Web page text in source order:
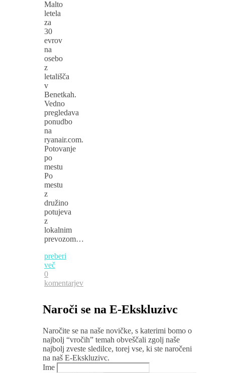
Malto
letela
za
30
evrov
na
osebo
z
letališča
v
Benetkah.
Vedno
pregledava
ponudbo
na
ryanair.com.
Potovanje
po
mestu
Po
mestu
z
družino
potujeva
z
lokalnim
prevozom…
preberi
več
0
komentarjev
Naroči se na E-Ekskluzivc
Naročite se na naše novičke, s katerimi bomo o
najbolj “vročih” temah obveščali zgolj naše
najbolj zveste sledilce, torej vse, ki ste naročeni
na naš E-Ekskluzivc.
Ime